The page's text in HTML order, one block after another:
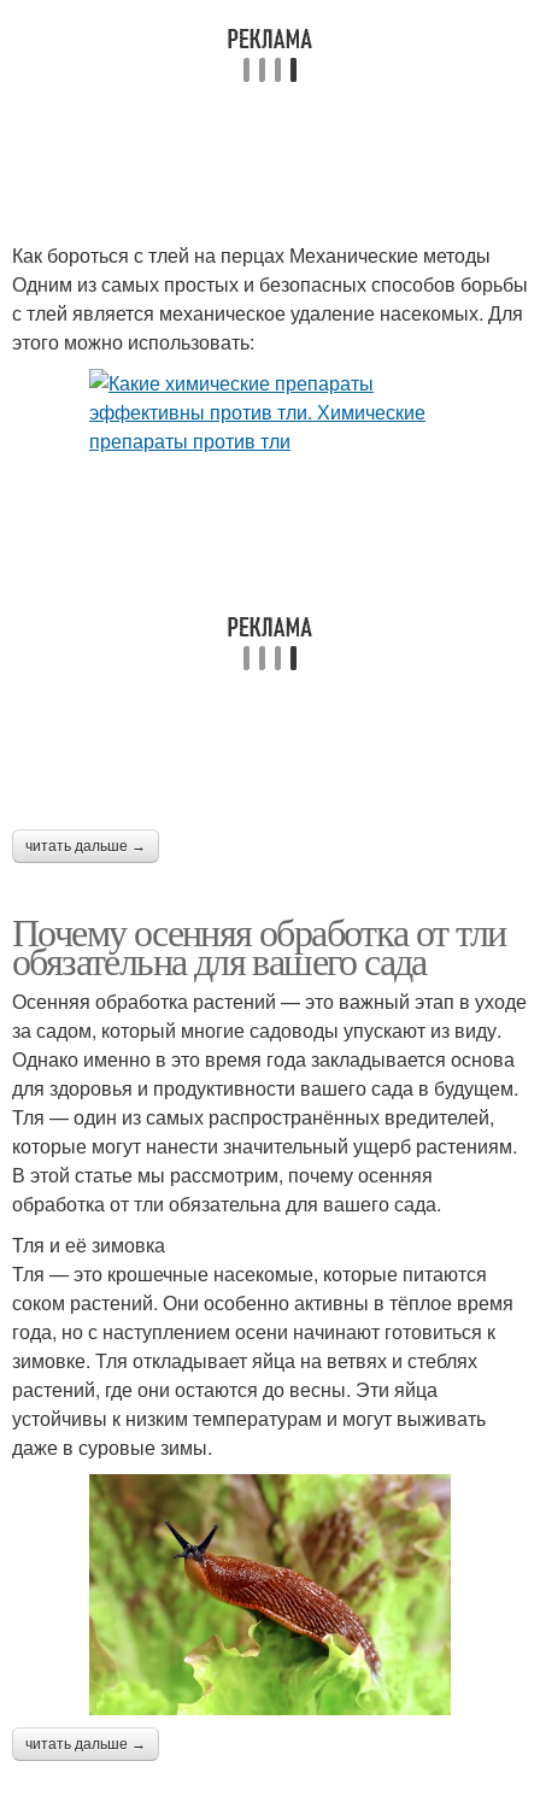
Как бороться с тлей на перцах Механические методы
Одним из самых простых и безопасных способов борьбы
с тлей является механическое удаление насекомых. Для
этого можно использовать:
читать дальше →
Почему осенняя обработка от тли
обязательна для вашего сада
Осенняя обработка растений — это важный этап в уходе
за садом, который многие садоводы упускают из виду.
Однако именно в это время года закладывается основа
для здоровья и продуктивности вашего сада в будущем.
Тля — один из самых распространённых вредителей,
которые могут нанести значительный ущерб растениям.
В этой статье мы рассмотрим, почему осенняя
обработка от тли обязательна для вашего сада.
Тля и её зимовка
Тля — это крошечные насекомые, которые питаются
соком растений. Они особенно активны в тёплое время
года, но с наступлением осени начинают готовиться к
зимовке. Тля откладывает яйца на ветвях и стеблях
растений, где они остаются до весны. Эти яйца
устойчивы к низким температурам и могут выживать
даже в суровые зимы.
читать дальше →